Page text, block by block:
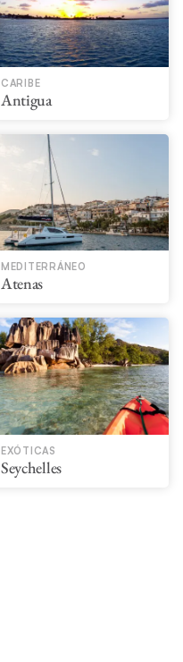
CARIBE
Antigua
MEDITERRÁNEO
Atenas
EXÓTICAS
Seychelles